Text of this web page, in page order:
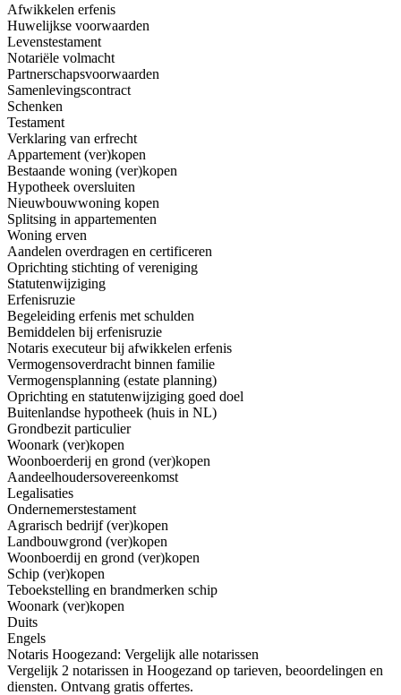
Afwikkelen erfenis
Huwelijkse voorwaarden
Levenstestament
Notariële volmacht
Partnerschapsvoorwaarden
Samenlevingscontract
Schenken
Testament
Verklaring van erfrecht
Appartement (ver)kopen
Bestaande woning (ver)kopen
Hypotheek oversluiten
Nieuwbouwwoning kopen
Splitsing in appartementen
Woning erven
Aandelen overdragen en certificeren
Oprichting stichting of vereniging
Statutenwijziging
Erfenisruzie
Begeleiding erfenis met schulden
Bemiddelen bij erfenisruzie
Notaris executeur bij afwikkelen erfenis
Vermogensoverdracht binnen familie
Vermogensplanning (estate planning)
Oprichting en statutenwijziging goed doel
Buitenlandse hypotheek (huis in NL)
Grondbezit particulier
Woonark (ver)kopen
Woonboerderij en grond (ver)kopen
Aandeelhoudersovereenkomst
Legalisaties
Ondernemerstestament
Agrarisch bedrijf (ver)kopen
Landbouwgrond (ver)kopen
Woonboerdij en grond (ver)kopen
Schip (ver)kopen
Teboekstelling en brandmerken schip
Woonark (ver)kopen
Duits
Engels
Notaris Hoogezand: Vergelijk alle notarissen
Vergelijk 2 notarissen in Hoogezand op tarieven, beoordelingen en
diensten. Ontvang gratis offertes.